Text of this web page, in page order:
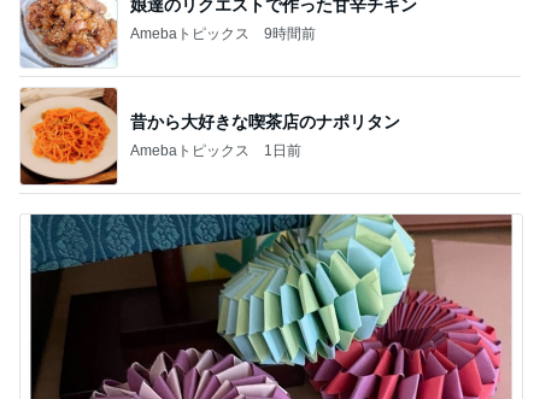
娘達のリクエストで作った甘辛チキン
Amebaトピックス 9時間前
昔から大好きな喫茶店のナポリタン
Amebaトピックス 1日前